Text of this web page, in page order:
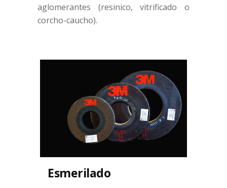
aglomerantes (resinico, vitrificado o
corcho-caucho).
Esmerilado